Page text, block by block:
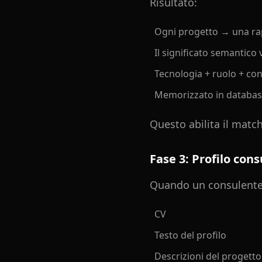
Ogni progetto → una
Il significato semantico
Tecnologia + ruolo +
Memorizzato in
Questo abilita il
Fase 3: Profilo
Quando un
CV
Testo del profilo
Descrizioni del progetto